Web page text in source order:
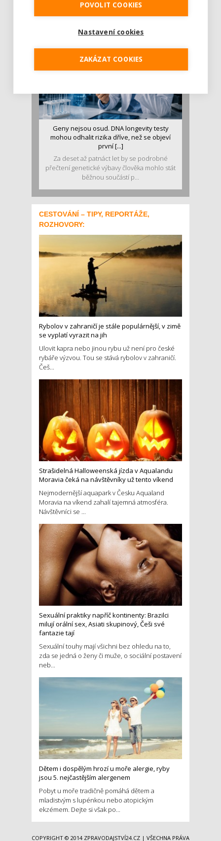
v oblasti zdraví, výživy i dlouhověkosti. Přesto
se o ně...
Geny nejsou osud. DNA longevity testy
mohou odhalit rizika dříve, než se objeví
první [...]
Za deset až patnáct let by se podrobné
přečtení genetické výbavy člověka mohlo stát
běžnou součástí p...
CESTOVÁNÍ – TIPY, REPORTÁŽE,
ROZHOVORY:
Rybolov v zahraničí je stále populárnější, v zimě
se vyplatí vyrazit na jih
Ulovit kapra nebo jinou rybu už není pro české
rybáře výzvou. Tou se stává rybolov v zahraničí.
Češ...
Strašidelná Halloweenská jízda v Aqualandu
Moravia čeká na návštěvníky už tento víkend
Nejmodernější aquapark v Česku Aqualand
Moravia na víkend zahalí tajemná atmosféra.
Návštěvníci se ...
Sexuální praktiky napříč kontinenty: Brazilci
milují orální sex, Asiati skupinový, Češi své
fantazie tají
Sexuální touhy mají všichni bez ohledu na to,
zda se jedná o ženy či muže, o sociální postavení
neb...
Dětem i dospělým hrozí u moře alergie, ryby
jsou 5. nejčastějším alergenem
Pobyt u moře tradičně pomáhá dětem a
mladistvým s lupénkou nebo atopickým
ekzémem. Dejte si však po...
COPYRIGHT © 2014 ZPRAVODAJSTVÍ24.CZ | VŠECHNA PRÁVA
POVOLIT COOKIES
Nastavení cookies
ZAKÁZAT COOKIES